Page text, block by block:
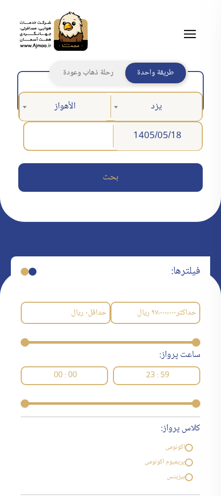
طريقة واحدة رحلة ذهاب وعودة
يزد الأهواز
بحث
فیلترها:
حداکثر۹۷٬۰۰۰٬۰۰۰ریال حداقل۰ریال
ساعت پرواز:
23 : 59
00 : 00
کلاس پرواز:
اکونومی
پریمیوم اکونومی
بیزینس